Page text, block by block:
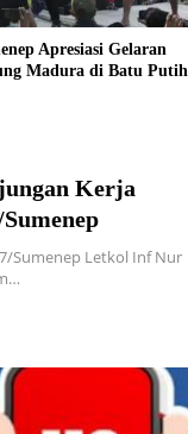
Apresiasi Gelaran
Madura di Batu Putih
Kerja
Sumenep Letkol Inf Nur